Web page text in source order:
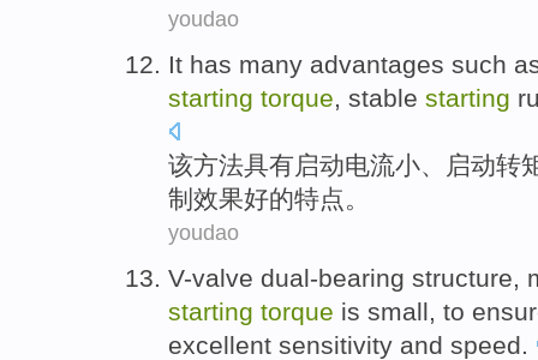
youdao
It has many advantages such
starting torque, stable starting
该方法具有启动电流小、启动转
制 效果好的特点。
youdao
V-valve dual-bearing structure
starting torque is small to
excellent sensitivity and speed